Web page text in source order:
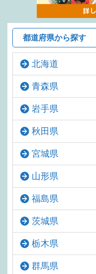
都道府県から探す
北海道
青森県
岩手県
秋田県
宮城県
山形県
福島県
茨城県
栃木県
群馬県